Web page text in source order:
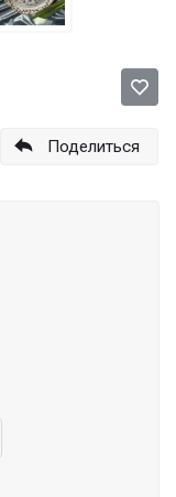
Поделиться